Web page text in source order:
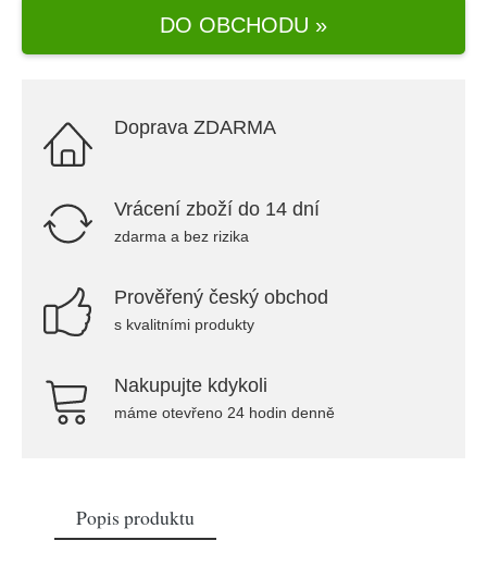
DO OBCHODU »
Doprava ZDARMA
Vrácení zboží do 14 dní
zdarma a bez rizika
Prověřený český obchod
s kvalitními produkty
Nakupujte kdykoli
máme otevřeno 24 hodin denně
Popis produktu